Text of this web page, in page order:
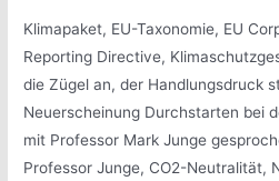
Klimapaket, EU-Taxonomie, EU
Reporting Directive,
die Zügel an, der Handlungsdruck
Neuerscheinung Durchstarten bei
mit Professor Mark Junge
Professor Junge, CO2-Neutralität,